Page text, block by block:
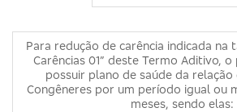
Para redução de carência indicada na
Carências 01” deste Termo Aditivo,
possuir plano de saúde da
Congêneres por um período igual ou
meses, sendo elas: